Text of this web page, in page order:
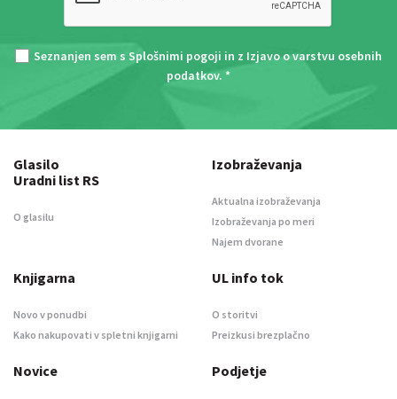
Seznanjen sem s Splošnimi pogoji in z Izjavo o varstvu osebnih
podatkov. *
Glasilo
Uradni list RS
O glasilu
Izobraževanja
Aktualna izobraževanja
Izobraževanja po meri
Najem dvorane
Knjigarna
Novo v ponudbi
Kako nakupovati v spletni knjigarni
UL info tok
O storitvi
Preizkusi brezplačno
Novice Podjetje